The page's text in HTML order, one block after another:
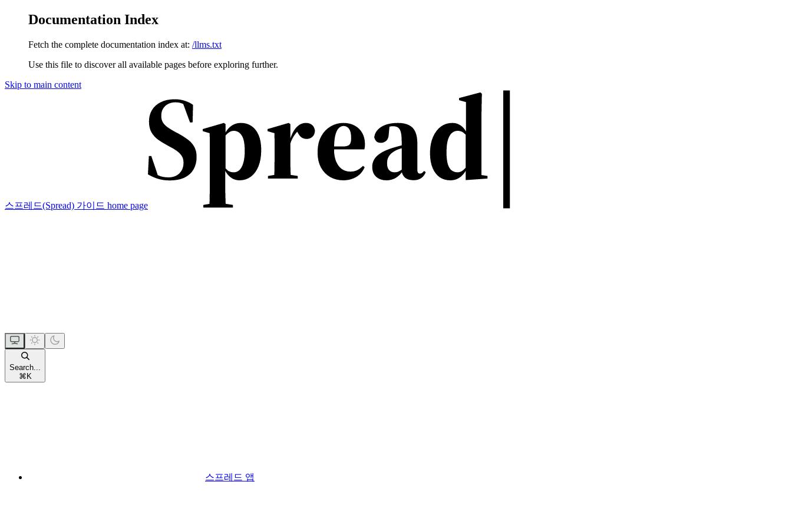
Documentation Index
Fetch the complete documentation index at: /llms.txt
Use this file to discover all available pages before exploring further.
Skip to main content
스프레드(Spread) 가이드 home page
Search...
⌘ K
스프레드 앱